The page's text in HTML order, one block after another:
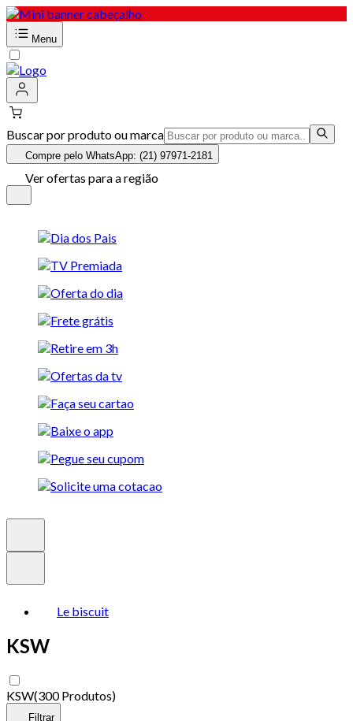
Menu
Buscar por produto ou marca
Compre pelo WhatsApp: (21) 97971-2181
Ver ofertas para a região
Le biscuit
KSW
KSW(300 Produtos)
Filtrar